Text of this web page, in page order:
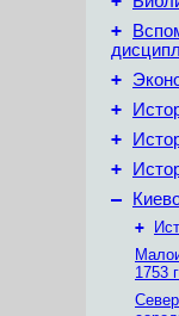
+
+
+
+
+
–
+
1753